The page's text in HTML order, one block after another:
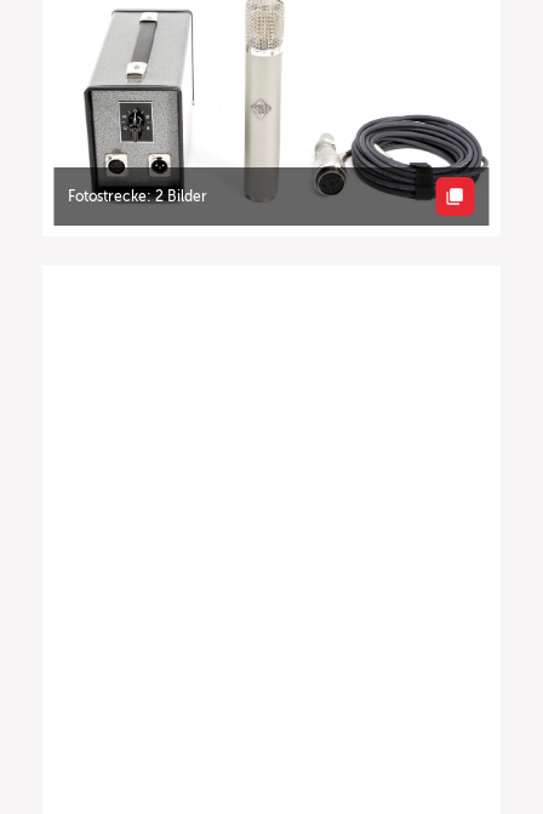
Fotostrecke: 2 Bilder